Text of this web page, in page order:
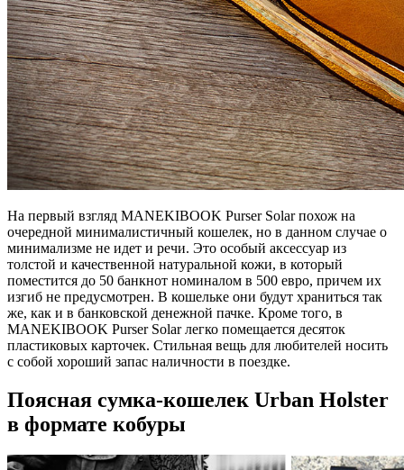
На первый взгляд MANEKIBOOK Purser Solar похож на
очередной минималистичный кошелек, но в данном случае о
минимализме не идет и речи. Это особый аксессуар из
толстой и качественной натуральной кожи, в который
поместится до 50 банкнот номиналом в 500 евро, причем их
изгиб не предусмотрен. В кошельке они будут храниться так
же, как и в банковской денежной пачке. Кроме того, в
MANEKIBOOK Purser Solar легко помещается десяток
пластиковых карточек. Стильная вещь для любителей носить
с собой хороший запас наличности в поездке.
Поясная сумка-кошелек Urban Holster
в формате кобуры